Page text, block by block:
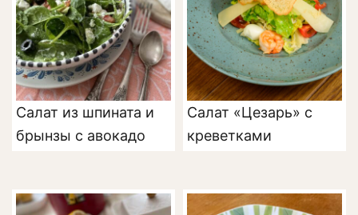
Салат из шпината и
брынзы с авокадо
Салат «Цезарь» с
креветками